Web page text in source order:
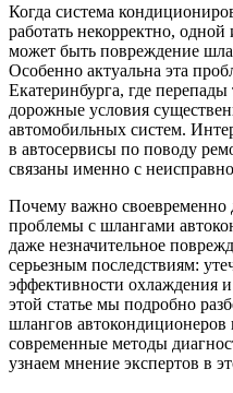
Когда система
работать некорректно,
может быть повреждение
Особенно актуальна эта
Екатеринбурга, где
дорожные условия
автомобильных систем.
в автосервисы по поводу
связаны именно с
Почему важно своевременно
проблемы с шлангами
даже незначительное
серьезным последствиям:
эффективности охлаждения
этой статье мы подробно
шлангов автокондиционеров
современные методы
узнаем мнение экспертов в